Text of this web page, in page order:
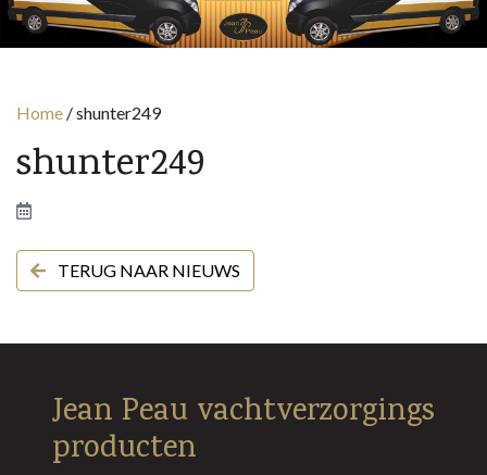
Home /shunter249
shunter249
TERUG NAAR NIEUWS
Jean Peau vachtverzorgings
producten